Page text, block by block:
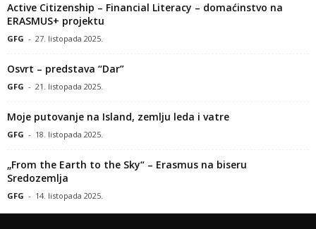
Active Citizenship – Financial Literacy – domaćinstvo na
ERASMUS+ projektu
GFG - 27. listopada 2025.
Osvrt – predstava “Dar”
GFG - 21. listopada 2025.
Moje putovanje na Island, zemlju leda i vatre
GFG - 18. listopada 2025.
„From the Earth to the Sky“ – Erasmus na biseru
Sredozemlja
GFG - 14. listopada 2025.